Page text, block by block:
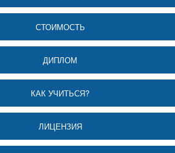
СТОИМОСТЬ
ДИПЛОМ
КАК УЧИТЬСЯ?
ЛИЦЕНЗИЯ